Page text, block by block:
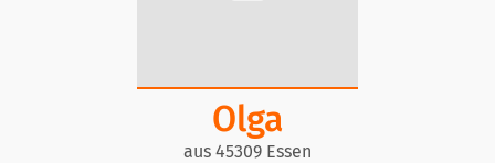
Olga
aus 45309 Essen